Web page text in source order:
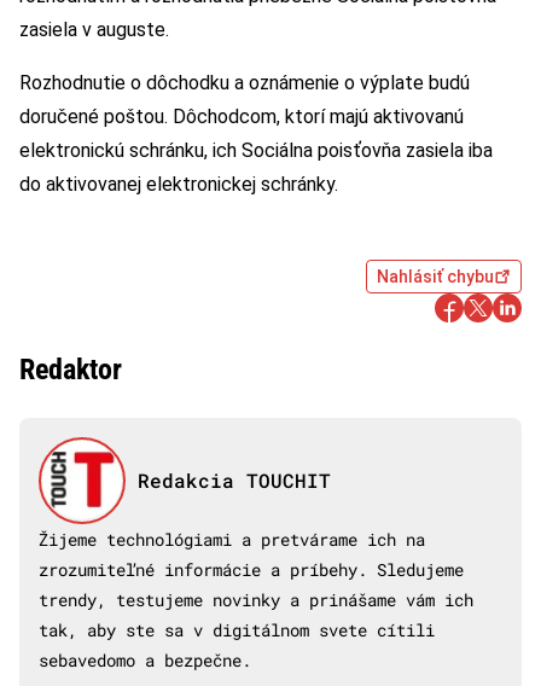
zasiela v auguste.
Rozhodnutie o dôchodku a oznámenie o výplate budú
doručené poštou. Dôchodcom, ktorí majú aktivovanú
elektronickú schránku, ich Sociálna poisťovňa zasiela iba
do aktivovanej elektronickej schránky.
Nahlásiť chybu
Redaktor
Redakcia TOUCHIT
Žijeme technológiami a pretvárame ich na
zrozumiteľné informácie a príbehy. Sledujeme
trendy, testujeme novinky a prinášame vám ich
tak, aby ste sa v digitálnom svete cítili
sebavedomo a bezpečne.